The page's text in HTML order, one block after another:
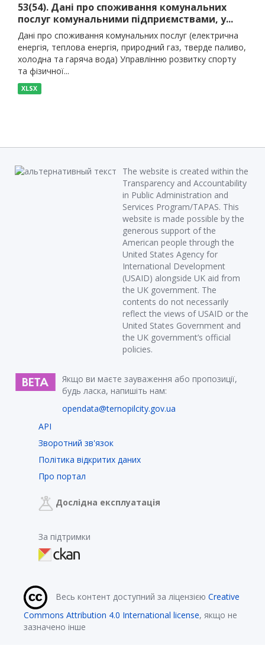
53(54). Дані про споживання комунальних
послуг комунальними підприємствами, у...
Дані про споживання комунальних послуг (електрична
енергія, теплова енергія, природний газ, тверде паливо,
холодна та гаряча вода) Управлінню розвитку спорту
та фізичної...
XLSX
The website is created within the
Transparency and Accountability
in Public Administration and
Services Program/TAPAS. This
website is made possible by the
generous support of the
American people through the
United States Agency for
International Development
(USAID) alongside UK aid from
the UK government. The
contents do not necessarily
reflect the views of USAID or the
United States Government and
the UK government’s official
policies.
Якщо ви маєте зауваження або пропозиції,
будь ласка, напишіть нам:
opendata@ternopilcity.gov.ua
API
Зворотний зв'язок
Політика відкритих даних
Про портал
Дослідна експлуатація
За підтримки
Весь контент доступний за ліцензією Creative
Commons Attribution 4.0 International license, якщо не
зазначено інше